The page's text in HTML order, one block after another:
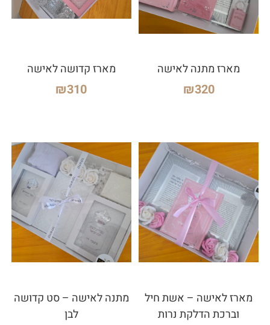
מארז מתנה לאישה
₪320
מארז קדושה לאישה
₪310
מארז לאישה – אשת חיל
וברכת הדלקת נרות
מתנה לאישה – סט קדושה
לבן